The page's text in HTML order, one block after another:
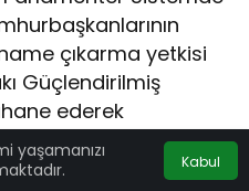
çıkarma yetkisi
Güçlendirilmiş
ederek
seçmesi için
Türk milletinin
yaşamanızı
Kabul